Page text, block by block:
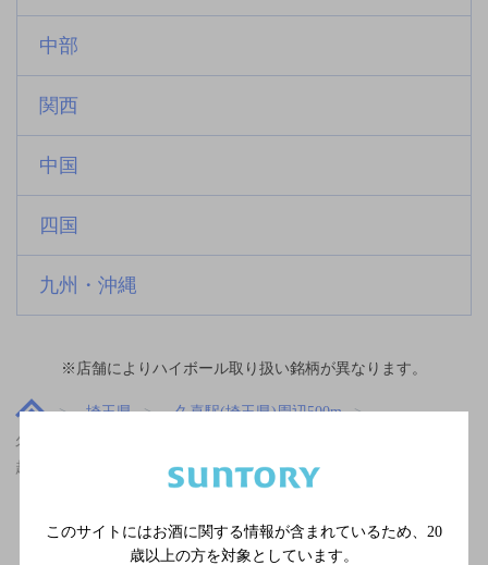
中部
関西
中国
四国
九州・沖縄
※店舗によりハイボール取り扱い銘柄が異なります。
埼玉県
久喜駅(埼玉県)周辺500m
久喜駅(埼玉県)周辺500mの予算7,000円以上～10,000円未満の神泡
超達人店
関連ページ
このサイトにはお酒に関する情報が含まれているため、 20
歳以上の方を対象としています。